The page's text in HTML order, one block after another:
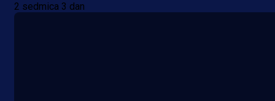
2 sedmica 3 dan